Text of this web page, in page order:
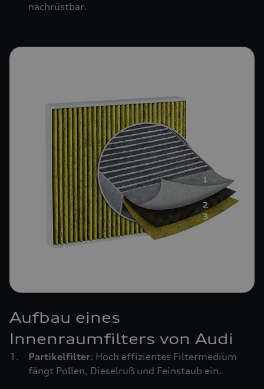
nachrüstbar.
Aufbau eines
Innenraumfilters von Audi
Partikelfilter: Hoch effizientes Filtermedium
fängt Pollen, Dieselruß und Feinstaub ein.